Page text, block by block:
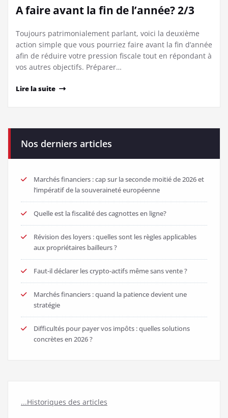
A faire avant la fin de l’année? 2/3
Toujours patrimonialement parlant, voici la deuxième
action simple que vous pourriez faire avant la fin d’année
afin de réduire votre pression fiscale tout en répondant à
vos autres objectifs. Préparer…
Lire la suite
Nos derniers articles
Marchés financiers : cap sur la seconde moitié de 2026 et
l’impératif de la souveraineté européenne
Quelle est la fiscalité des cagnottes en ligne?
Révision des loyers : quelles sont les règles applicables
aux propriétaires bailleurs ?
Faut-il déclarer les crypto-actifs même sans vente ?
Marchés financiers : quand la patience devient une
stratégie
Difficultés pour payer vos impôts : quelles solutions
concrètes en 2026 ?
...Historiques des articles